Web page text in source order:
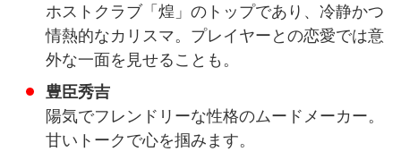
ホストクラブ「煌」のトップであり、冷静かつ
情熱的なカリスマ。プレイヤーとの恋愛では意
外な一面を見せることも。
豊臣秀吉
陽気でフレンドリーな性格のムードメーカー。
甘いトークで心を掴みます。